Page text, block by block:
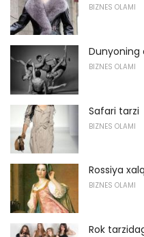
BIZNES OLAMI
Dunyoning
BIZNES OLAMI
Safari tarzi
BIZNES OLAMI
Rossiya
BIZNES OLAMI
Rok